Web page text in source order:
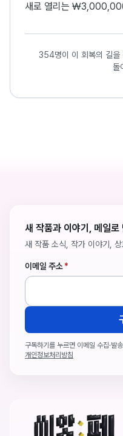
새로 열리는
354명이 이 회복의 길을
돌
새 작품과 이야기, 메일로
새 작품 소식, 작가 이야기,
이메일 주소*
구독하기를 누르면 이메일 수집·발
개인정보처리방침
씨앗페 온라인 홈